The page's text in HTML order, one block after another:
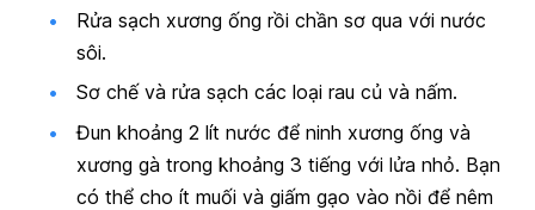
Rửa sạch xương ống rồi chần sơ qua với nước
sôi.
Sơ chế và rửa sạch các loại rau củ và nấm.
Đun khoảng 2 lít nước để ninh xương ống và
xương gà trong khoảng 3 tiếng với lửa nhỏ. Bạn
có thể cho ít muối và giấm gạo vào nồi để nêm